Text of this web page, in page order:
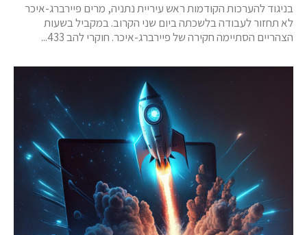
בניגוד להערכות הקודמות ראש עיריית נתניה, מרים פיירברג-איכר
לא תחזור לעבודה בלשכתה ביום שני הקרוב. במקביל בשעות
הצהריים הסתיימה חקירה של פיירברג-איכר. חוקרי להב 433...